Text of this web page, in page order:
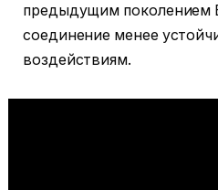
предыдущим поколением
соединение менее
воздействиям.